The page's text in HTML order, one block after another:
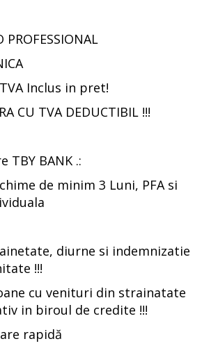
Inclus in pret!
CU TVA DEDUCTIBIL !!!
TBY BANK .:
de minim 3 Luni, PFA si
diurne si indemnizatie
!!!
cu venituri din strainatate
in biroul de credite !!!
rapidă